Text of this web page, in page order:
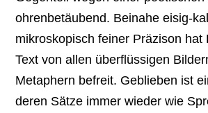
ohrenbetäubend. Beinahe eisig-
mikroskopisch feiner Präzison hat
Text von allen überflüssigen
Metaphern befreit. Geblieben ist
deren Sätze immer wieder wie